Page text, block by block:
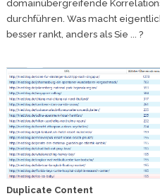
domainübergreifende
durchführen. Was macht
besser rankt, anders als Sie ... ?
Duplicate Content